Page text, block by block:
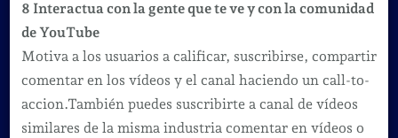
8 Interactua con la gente que te ve y con la comunidad
de YouTube
Motiva a los usuarios a calificar, suscribirse, compartir
comentar en los vídeos y el canal haciendo un call-to-
accion.También puedes suscribirte a canal de vídeos
similares de la misma industria comentar en vídeos o